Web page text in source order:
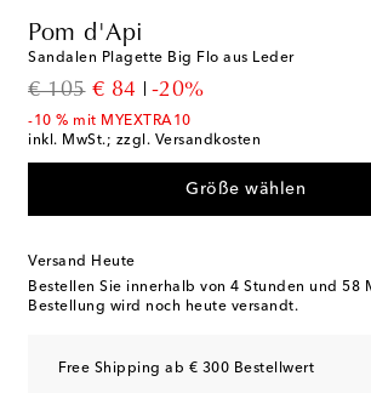
Pom d'Api
Sandalen Plagette Big Flo aus Leder
€ 105
original price
€ 84
discount price
-20%
-10 % mit MYEXTRA10
inkl. MwSt.; zzgl. Versandkosten
Größe wählen
Versand Heute
Bestellen Sie innerhalb von 4 Stunden und 58
Bestellung wird noch heute versandt.
Free Shipping ab € 300 Bestellwert